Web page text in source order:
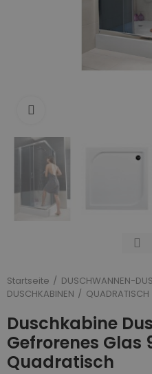
Startseite
DUSCHWANNEN-
DUSCHKABINEN
QUADRATISCH
Duschkabine
Gefrorenes Glas
Quadratisch